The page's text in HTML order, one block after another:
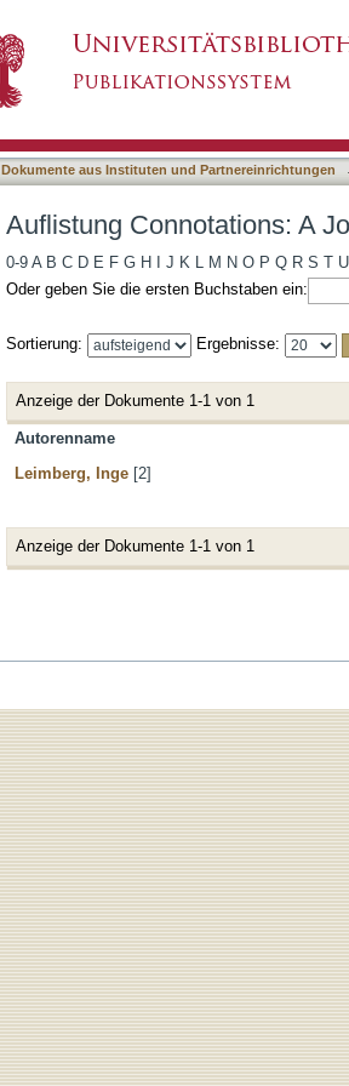
Dokumente aus Instituten und Partnereinrichtungen
Auflistung Connotations: A
0-9 A B C D E F G H J K L M N O P Q R S T U
Oder geben Sie die ersten Buchstaben ein:
Sortierung: Ergebnisse:
Anzeige der Dokumente 1-1 von 1
Autorenname
Leimberg, Inge [2]
Anzeige der Dokumente 1-1 von 1